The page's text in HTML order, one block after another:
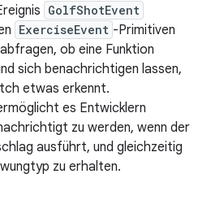
GolfShotEvent
ExerciseEvent -Primitiven
ob eine Funktion
sich benachrichtigen lassen,
etwas erkennt.
es Entwicklern
zu werden, wenn der
ausführt, und gleichzeitig
zu erhalten.